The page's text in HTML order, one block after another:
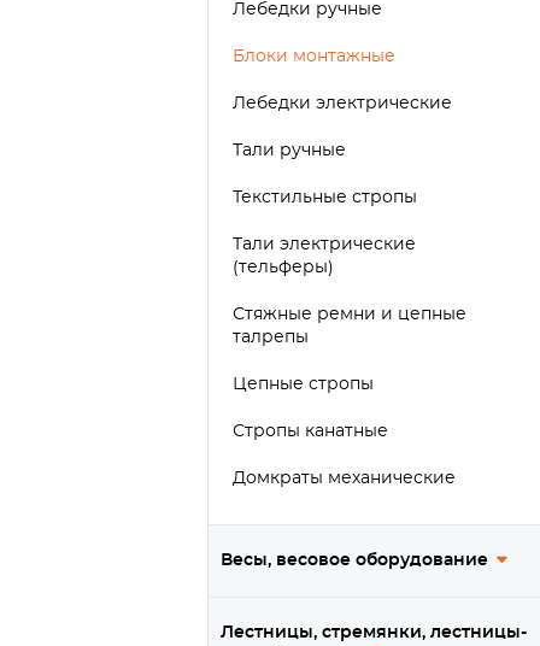
Лебедки ручные
Блоки монтажные
Лебедки электрические
Тали ручные
Текстильные стропы
Тали электрические
(тельферы)
Стяжные ремни и цепные
талрепы
Цепные стропы
Стропы канатные
Домкраты механические
Захваты
Тележки (каретки) для талей
Весы, весовое оборудование
Лестницы, стремянки, лестницы-